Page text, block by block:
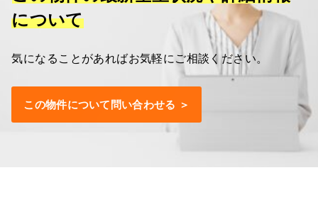
について
気になることがあればお気軽にご相談ください。
この物件について問い合わせる ＞